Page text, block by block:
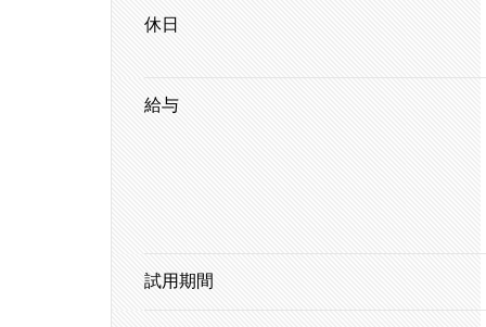
休日
給与
試用期間